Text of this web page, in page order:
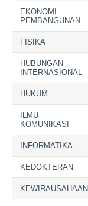
EKONOMI
PEMBANGUNAN
FISIKA
HUBUNGAN
INTERNASIONAL
HUKUM
ILMU
KOMUNIKASI
INFORMATIKA
KEDOKTERAN
KEWIRAUSAHAAN